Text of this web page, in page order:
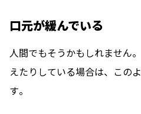
口元が緩んでいる
人間でもそうかもしれません。
えたりしている場合は、この
す。